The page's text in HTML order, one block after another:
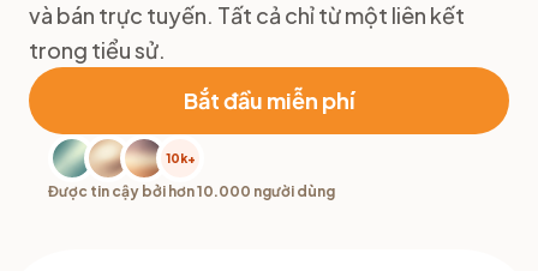
và bán trực tuyến. Tất cả chỉ từ một liên kết
trong tiểu sử.
Bắt đầu miễn phí
10k+
Được tin cậy bởi hơn 10.000 người dùng